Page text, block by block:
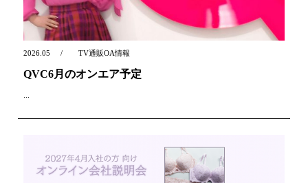
2026.05 TV通販OA情報
QVC6月のオンエア予定
...